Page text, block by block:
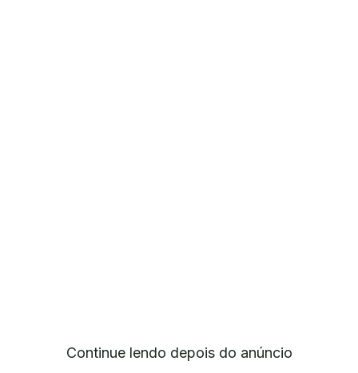
Continue lendo depois do anúncio